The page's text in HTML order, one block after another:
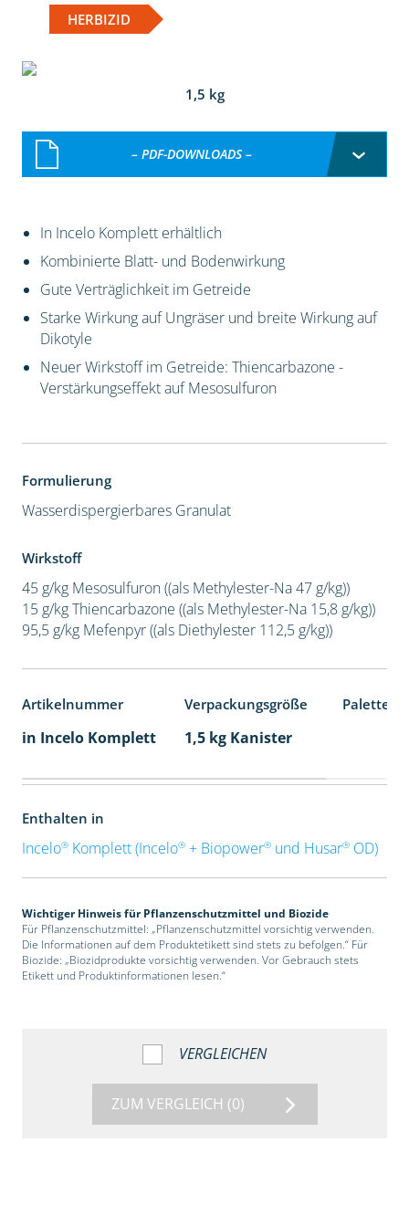
HERBIZID
1,5 kg
– PDF-DOWNLOADS –
In Incelo Komplett erhältlich
Kombinierte Blatt- und Bodenwirkung
Gute Verträglichkeit im Getreide
Starke Wirkung auf Ungräser und breite Wirkung auf
Dikotyle
Neuer Wirkstoff im Getreide: Thiencarbazone -
Verstärkungseffekt auf Mesosulfuron
Formulierung
Wasserdispergierbares Granulat
Wirkstoff
45 g/kg Mesosulfuron ((als Methylester-Na 47 g/kg))
15 g/kg Thiencarbazone ((als Methylester-Na 15,8 g/kg))
95,5 g/kg Mefenpyr ((als Diethylester 112,5 g/kg))
Artikelnummer Verpackungsgröße
in Incelo Komplett 1,5 kg Kanister
Enthalten in
Incelo®Komplett (Incelo®+ Biopower®und Husar®OD)
Wichtiger Hinweis für Pflanzenschutzmittel und Biozide
Für Pflanzenschutzmittel: „Pflanzenschutzmittel vorsichtig verwenden.
Die Informationen auf dem Produktetikett sind stets zu befolgen.“ Für
Biozide: „Biozidprodukte vorsichtig verwenden. Vor Gebrauch stets
Etikett und Produktinformationen lesen.“
VERGLEICHEN
ZUM VERGLEICH (0)